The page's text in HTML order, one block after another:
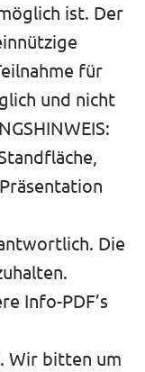
ist. Der
für
und nicht
Die
Info-PDF’s
Wir bitten um